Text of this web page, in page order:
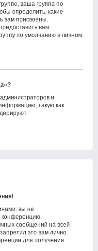
ваша группа по
определить, какие
вам присвоены.
вам
по умолчанию в личном
и
такую как
вы не
конференцию,
сообщений на всей
это вам лично.
для получения